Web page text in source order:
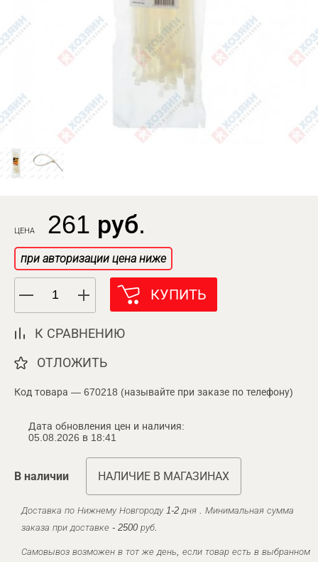
ЦЕНА 261 руб.
при авторизации цена ниже
КУПИТЬ
К СРАВНЕНИЮ
ОТЛОЖИТЬ
Код товара — 670218 (называйте при заказе по телефону)
Дата обновления цен и наличия:
05.08.2026 в 18:41
В наличии НАЛИЧИЕ В МАГАЗИНАХ
Доставка по Нижнему Новгороду 1-2 дня . Минимальная сумма
заказа при доставке - 2500 руб.
Самовывоз возможен в тот же день, если товар есть в выбранном